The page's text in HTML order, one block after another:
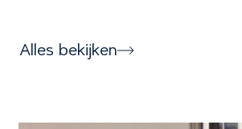
Alles bekijken